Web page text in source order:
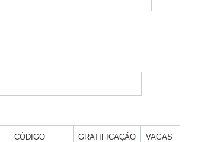
CÓDIGO GRATIFICAÇÃO VAGAS